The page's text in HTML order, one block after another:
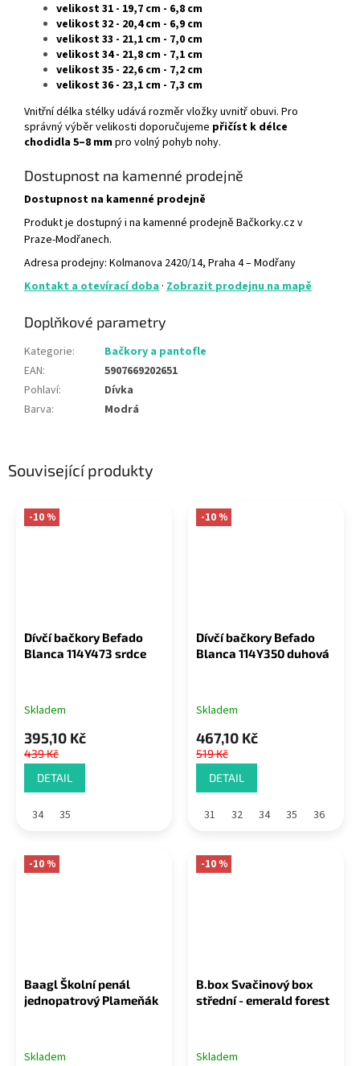
Související produkty
-10 %
Dívčí bačkory Befado
Blanca 114Y473 srdce
Skladem
395,10 Kč
439 Kč
DETAIL
34 35
-10 %
Dívčí bačkory Befado
Blanca 114Y350 duhová
Skladem
467,10 Kč
519 Kč
DETAIL
31 32 34 35 36
-10 %
Baagl Školní penál
jednopatrový Plameňák
Skladem
-10 %
B.box Svačinový box
střední - emerald forest
Skladem
velikost 31 - 19,7 cm - 6,8 cm
velikost 32 - 20,4 cm - 6,9 cm
velikost 33 - 21,1 cm - 7,0 cm
velikost 34 - 21,8 cm - 7,1 cm
velikost 35 - 22,6 cm - 7,2 cm
velikost 36 - 23,1 cm - 7,3 cm
Vnitřní délka stélky udává rozměr vložky uvnitř obuvi. Pro
správný výběr velikosti doporučujeme přičíst k délce
chodidla 5–8 mmpro volný pohyb nohy.
Dostupnost na kamenné prodejně
Dostupnost na kamenné prodejně
Produkt je dostupný i na kamenné prodejně Bačkorky.cz v
Praze-Modřanech.
Adresa prodejny: Kolmanova 2420/14, Praha 4 – Modřany
Kontakt a otevírací doba · Zobrazit prodejnu na mapě
Doplňkové parametry
Kategorie:
Bačkory a pantofle
EAN:
5907669202651
Pohlaví:
Dívka
Barva: Modrá